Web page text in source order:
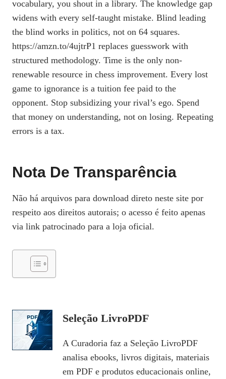
vocabulary, you shout in a library. The knowledge gap
widens with every self-taught mistake. Blind leading
the blind works in politics, not on 64 squares.
https://amzn.to/4ujtrP1 replaces guesswork with
structured methodology. Time is the only non-
renewable resource in chess improvement. Every lost
game to ignorance is a tuition fee paid to the
opponent. Stop subsidizing your rival’s ego. Spend
that money on understanding, not on losing. Repeating
errors is a tax.
Nota De Transparência
Não há arquivos para download direto neste site por
respeito aos direitos autorais; o acesso é feito apenas
via link patrocinado para a loja oficial.
Seleção LivroPDF
A Curadoria faz a Seleção LivroPDF
analisa ebooks, livros digitais, materiais
em PDF e produtos educacionais online,